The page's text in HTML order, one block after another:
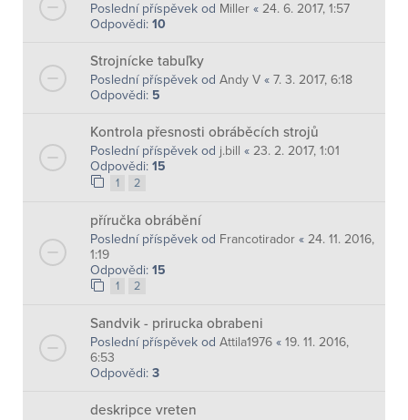
Poslední příspěvek od Miller « 24. 6. 2017, 1:57
Odpovědi: 10
Strojnícke tabuľky
Poslední příspěvek od Andy V « 7. 3. 2017, 6:18
Odpovědi: 5
Kontrola přesnosti obráběcích strojů
Poslední příspěvek od j.bill « 23. 2. 2017, 1:01
Odpovědi: 15
1 2
příručka obrábění
Poslední příspěvek od Francotirador « 24. 11. 2016,
1:19
Odpovědi: 15
1 2
Sandvik - prirucka obrabeni
Poslední příspěvek od Attila1976 « 19. 11. 2016,
6:53
Odpovědi: 3
deskripce vreten